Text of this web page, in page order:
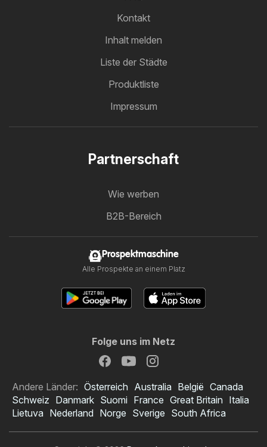
Kontakt
Inhalt melden
Liste der Städte
Produktliste
Impressum
Partnerschaft
Wie werben
B2B-Bereich
Prospektmaschine
Alle Prospekte an einem Platz
Folge uns im Netz
Andere Länder: Österreich Australia België Canada
Schweiz Danmark Suomi France Great Britain Italia
Lietuva Nederland Norge Sverige South Africa